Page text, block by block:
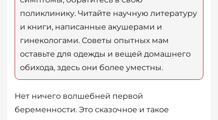
поликлинику. Читайте научную литературу
и книги, написанные акушерами и
гинекологами. Советы опытных мам
оставьте для одежды и вещей домашнего
обихода, здесь они более уместны.
Нет ничего волшебней первой
беременности. Это сказочное и такое